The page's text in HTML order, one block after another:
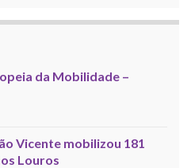
da Mobilidade –
Vicente mobilizou 181
Louros